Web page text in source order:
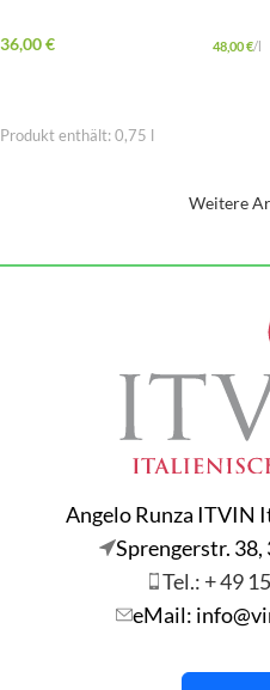
36,00€ 48,00€/l
Produkt enthält: 0,75 l
Weitere
Angelo Runza ITVIN
Sprengerstr.
Tel.: + 49
eMail: